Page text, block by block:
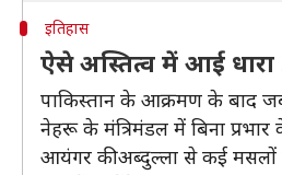
इतिहास
ऐसे अस्तित्व में आई धारा
पाकिस्तान के आक्रमण के बाद जब
नेहरू के मंत्रिमंडल में बिना
आयंगर की अब्दुल्ला से कई मसलों